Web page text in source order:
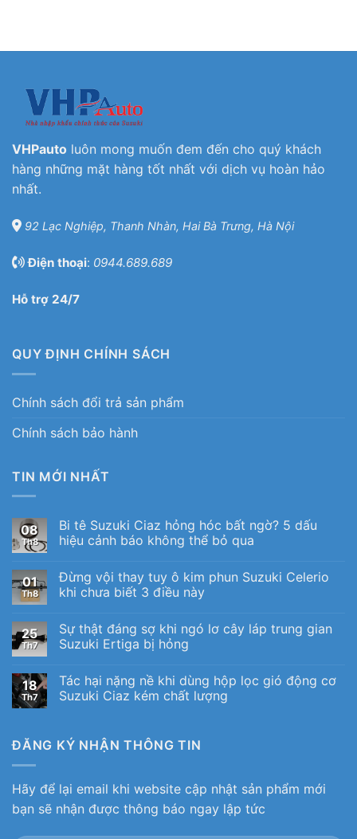
VHPauto luôn mong muốn đem đến cho quý khách
hàng những mặt hàng tốt nhất với dịch vụ hoàn hảo
nhất.
92 Lạc Nghiệp, Thanh Nhàn, Hai Bà Trưng, Hà Nội
Điện thoại: 0944.689.689
Hỗ trợ 24/7
QUY ĐỊNH CHÍNH SÁCH
Chính sách đổi trả sản phẩm
Chính sách bảo hành
TIN MỚI NHẤT
08
Th8
Bi tê Suzuki Ciaz hỏng hóc bất ngờ? 5 dấu
hiệu cảnh báo không thể bỏ qua
01
Th8
Đừng vội thay tuy ô kim phun Suzuki Celerio
khi chưa biết 3 điều này
25
Th7
Sự thật đáng sợ khi ngó lơ cây láp trung gian
Suzuki Ertiga bị hỏng
18
Th7
Tác hại nặng nề khi dùng hộp lọc gió động cơ
Suzuki Ciaz kém chất lượng
ĐĂNG KÝ NHẬN THÔNG TIN
Hãy để lại email khi website cập nhật sản phẩm mới
bạn sẽ nhận được thông báo ngay lập tức